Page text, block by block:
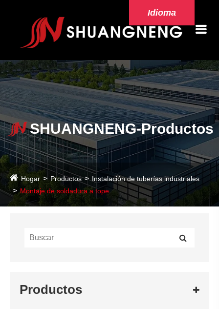
Idioma
SHUANGNENG-Productos
Hogar Productos
Instalación de tuberías industriales
Montaje de soldadura a tope
Productos